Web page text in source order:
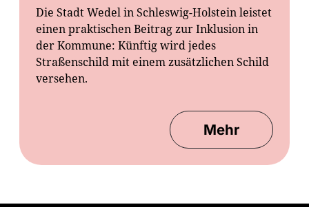
Die Stadt Wedel in Schleswig-Holstein leistet
einen praktischen Beitrag zur Inklusion in
der Kommune: Künftig wird jedes
Straßenschild mit einem zusätzlichen Schild
versehen.
Mehr